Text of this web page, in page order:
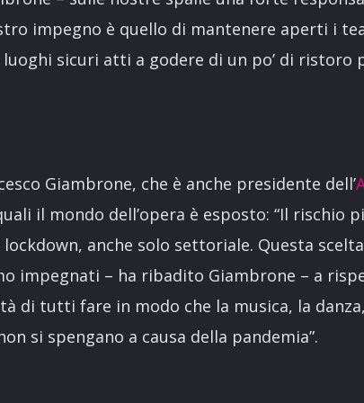
impegno è quello di mantenere aperti i
luoghi sicuri atti a godere di un po’ di
Giambrone, che è anche presidente dell’
il mondo dell’opera è esposto: “Il rischio
anche solo settoriale. Questa
impegnati – ha ribadito Giambrone – a
di tutti fare in modo che la musica, la
si spengano a causa della pandemia”.